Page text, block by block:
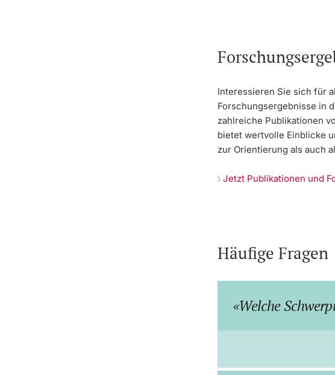
Interessieren Sie sich für
Forschungsergebnisse in
zahlreiche Publikationen
bietet wertvolle Einblicke
zur Orientierung als auch
Jetzt Publikationen und
Häufige Fragen
Welche